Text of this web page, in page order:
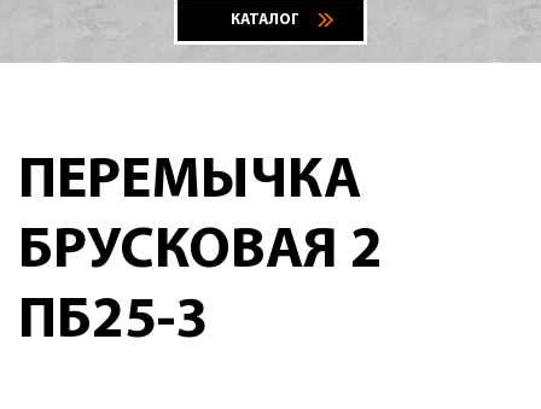
КАТАЛОГ
ПЕРЕМЫЧКА
БРУСКОВАЯ 2
ПБ25-3